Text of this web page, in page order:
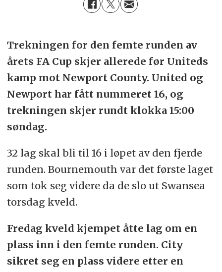
Trekningen for den femte runden av
årets FA Cup skjer allerede før Uniteds
kamp mot Newport County. United og
Newport har fått nummeret 16, og
trekningen skjer rundt klokka 15:00
søndag.
32 lag skal bli til 16 i løpet av den fjerde
runden. Bournemouth var det første laget
som tok seg videre da de slo ut Swansea
torsdag kveld.
Fredag kveld kjempet åtte lag om en
plass inn i den femte runden. City
sikret seg en plass videre etter en